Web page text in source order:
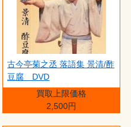
古今亭菊之丞 落語集 景清/酢
豆腐 DVD
買取上限価格
2,500円